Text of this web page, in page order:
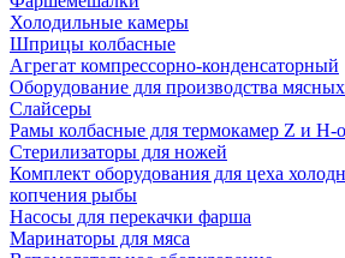
Холодильные камеры
Шприцы колбасные
Агрегат компрессорно-конденсаторный
Оборудование для производства
Слайсеры
Рамы колбасные для термокамер Z и H-
Стерилизаторы для ножей
Комплект оборудования для цеха
копчения рыбы
Насосы для перекачки фарша
Маринаторы для мяса